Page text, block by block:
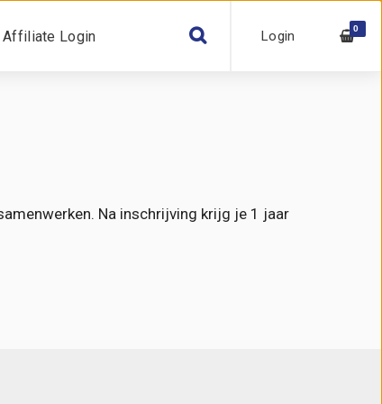
Affiliate Login Login 0
Na inschrijving krijg je 1 jaar